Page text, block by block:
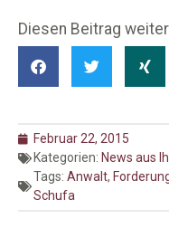
Diesen Beitrag
Februar 22, 2015
Kategorien: News aus
Tags: Anwalt,
Schufa